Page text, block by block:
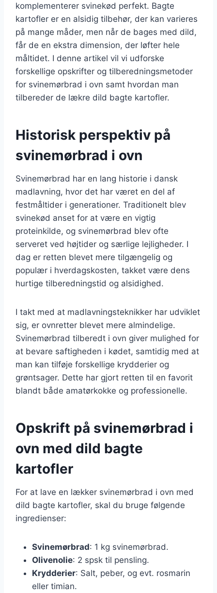
komplementerer svinekød perfekt. Bagte
kartofler er en alsidig tilbehør, der kan varieres
på mange måder, men når de bages med dild,
får de en ekstra dimension, der løfter hele
måltidet. I denne artikel vil vi udforske
forskellige opskrifter og tilberedningsmetoder
for svinemørbrad i ovn samt hvordan man
tilbereder de lækre dild bagte kartofler.
Historisk perspektiv på
svinemørbrad i ovn
Svinemørbrad har en lang historie i dansk
madlavning, hvor det har været en del af
festmåltider i generationer. Traditionelt blev
svinekød anset for at være en vigtig
proteinkilde, og svinemørbrad blev ofte
serveret ved højtider og særlige lejligheder. I
dag er retten blevet mere tilgængelig og
populær i hverdagskosten, takket være dens
hurtige tilberedningstid og alsidighed.
I takt med at madlavningsteknikker har udviklet
sig, er ovnretter blevet mere almindelige.
Svinemørbrad tilberedt i ovn giver mulighed for
at bevare saftigheden i kødet, samtidig med at
man kan tilføje forskellige krydderier og
grøntsager. Dette har gjort retten til en favorit
blandt både amatørkokke og professionelle.
Opskrift på svinemørbrad i
ovn med dild bagte
kartofler
For at lave en lækker svinemørbrad i ovn med
dild bagte kartofler, skal du bruge følgende
ingredienser:
Svinemørbrad: 1 kg svinemørbrad.
Olivenolie: 2 spsk til pensling.
Krydderier: Salt, peber, og evt. rosmarin
eller timian.